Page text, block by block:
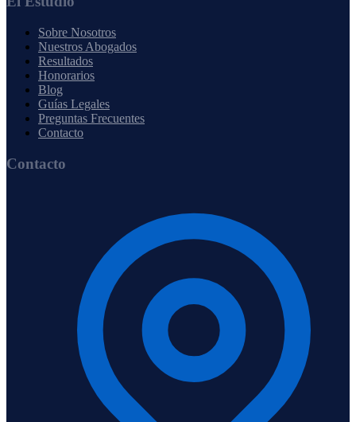
Sobre Nosotros
Nuestros Abogados
Resultados
Honorarios
Blog
Guías Legales
Preguntas Frecuentes
Contacto
Contacto